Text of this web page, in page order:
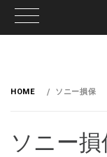
HOME ソニー損保
ソニー損